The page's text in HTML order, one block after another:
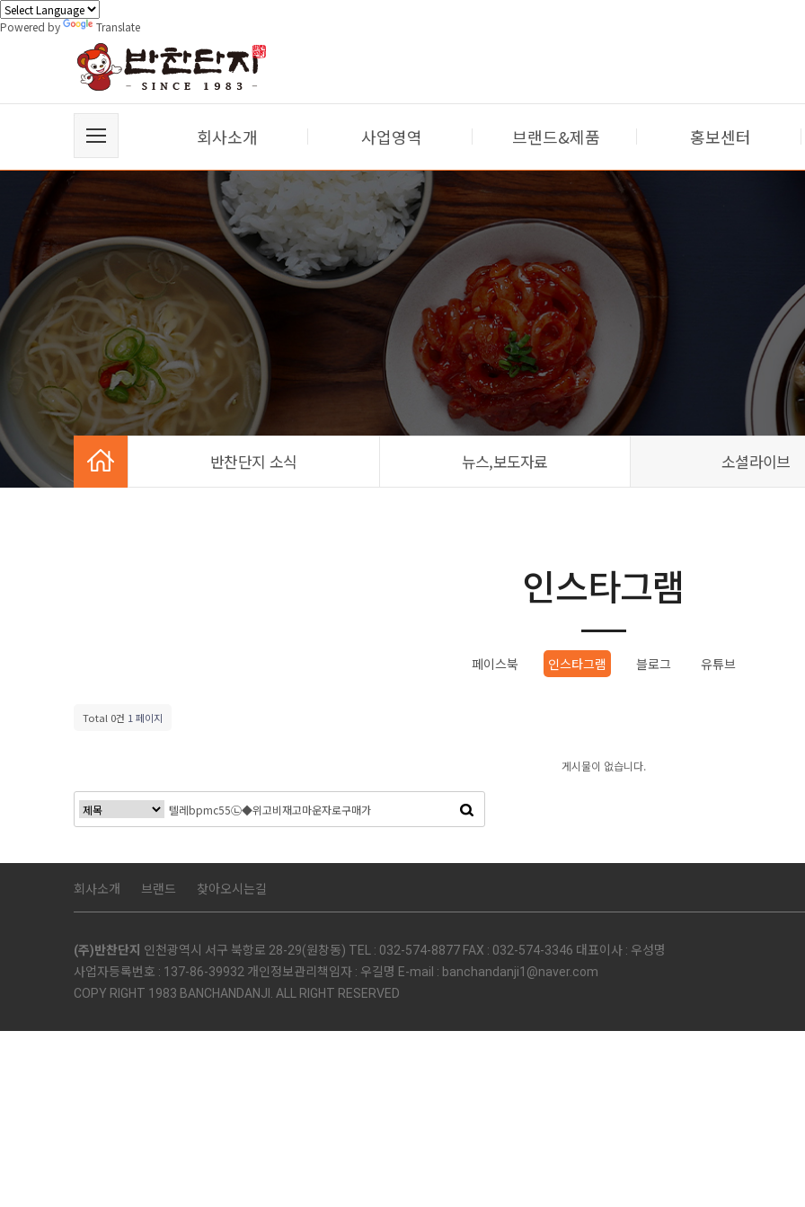
Powered by Translate
회사소개 사업영역 브랜드&제품 홍보센터
반찬단지 소식 뉴스,보도자료 소셜라이브
인스타그램
페이스북 인스타그램 블로그 유튜브
Total 0건 1 페이지
게시물이 없습니다.
회사소개 브랜드 찾아오시는길
(주)반찬단지 인천광역시 서구 북항로 28-29(원창동) TEL : 032-574-8877 FAX : 032-574-3346 대표이사 : 우성명
사업자등록번호 : 137-86-39932 개인정보관리책임자 : 우길명 E-mail : banchandanji1@naver.com
COPY RIGHT 1983 BANCHANDANJI. ALL RIGHT RESERVED